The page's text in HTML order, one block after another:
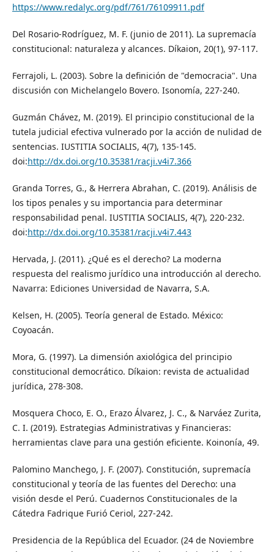
https://www.redalyc.org/pdf/761/76109911.pdf
Del Rosario-Rodríguez, M. F. (junio de 2011). La supremacía
constitucional: naturaleza y alcances. Díkaion, 20(1), 97-117.
Ferrajoli, L. (2003). Sobre la definición de "democracia". Una
discusión con Michelangelo Bovero. Isonomía, 227-240.
Guzmán Chávez, M. (2019). El principio constitucional de la
tutela judicial efectiva vulnerado por la acción de nulidad de
sentencias. IUSTITIA SOCIALIS, 4(7), 135-145.
doi:http://dx.doi.org/10.35381/racji.v4i7.366
Granda Torres, G., & Herrera Abrahan, C. (2019). Análisis de
los tipos penales y su importancia para determinar
responsabilidad penal. IUSTITIA SOCIALIS, 4(7), 220-232.
doi:http://dx.doi.org/10.35381/racji.v4i7.443
Hervada, J. (2011). ¿Qué es el derecho? La moderna
respuesta del realismo jurídico una introducción al derecho.
Navarra: Ediciones Universidad de Navarra, S.A.
Kelsen, H. (2005). Teoría general de Estado. México:
Coyoacán.
Mora, G. (1997). La dimensión axiológica del principio
constitucional democrático. Díkaion: revista de actualidad
jurídica, 278-308.
Mosquera Choco, E. O., Erazo Álvarez, J. C., & Narváez Zurita,
C. I. (2019). Estrategias Administrativas y Financieras:
herramientas clave para una gestión eficiente. Koinonía, 49.
Palomino Manchego, J. F. (2007). Constitución, supremacía
constitucional y teoría de las fuentes del Derecho: una
visión desde el Perú. Cuadernos Constitucionales de la
Cátedra Fadrique Furió Ceriol, 227-242.
Presidencia de la República del Ecuador. (24 de Noviembre